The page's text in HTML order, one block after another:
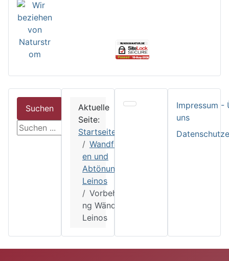
Suchen
suchen
Aktuelle
Seite:
Startseite
Wandfarb
en und
Abtönungen
Leinos
Vorbehandlu
ng Wände
Leinos
Impressum -
uns